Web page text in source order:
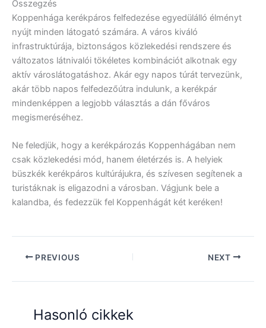
Összegzés
Koppenhága kerékpáros felfedezése egyedülálló élményt
nyújt minden látogató számára. A város kiváló
infrastruktúrája, biztonságos közlekedési rendszere és
változatos látnivalói tökéletes kombinációt alkotnak egy
aktív városlátogatáshoz. Akár egy napos túrát tervezünk,
akár több napos felfedezőútra indulunk, a kerékpár
mindenképpen a legjobb választás a dán főváros
megismeréséhez.
Ne feledjük, hogy a kerékpározás Koppenhágában nem
csak közlekedési mód, hanem életérzés is. A helyiek
büszkék kerékpáros kultúrájukra, és szívesen segítenek a
turistáknak is eligazodni a városban. Vágjunk bele a
kalandba, és fedezzük fel Koppenhágát két keréken!
PREVIOUS NEXT
Hasonló cikkek